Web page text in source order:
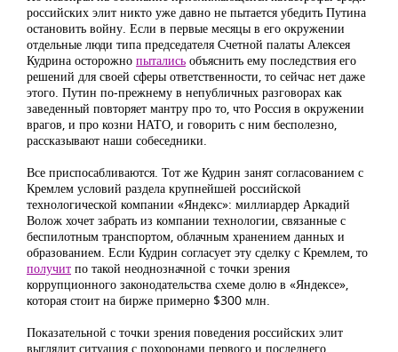
российских элит никто уже давно не пытается убедить Путина
остановить войну. Если в первые месяцы в его окружении
отдельные люди типа председателя Счетной палаты Алексея
Кудрина осторожно пытались объяснить ему последствия его
решений для своей сферы ответственности, то сейчас нет даже
этого. Путин по-прежнему в непубличных разговорах как
заведенный повторяет мантру про то, что Россия в окружении
врагов, и про козни НАТО, и говорить с ним бесполезно,
рассказывают наши собеседники.
Все приспосабливаются. Тот же Кудрин занят согласованием с
Кремлем условий раздела крупнейшей российской
технологической компании «Яндекс»: миллиардер Аркадий
Волож хочет забрать из компании технологии, связанные с
беспилотным транспортом, облачным хранением данных и
образованием. Если Кудрин согласует эту сделку с Кремлем, то
получит по такой неоднозначной с точки зрения
коррупционного законодательства схеме долю в «Яндексе»,
которая стоит на бирже примерно $300 млн.
Показательной с точки зрения поведения российских элит
выглядит ситуация с похоронами первого и последнего